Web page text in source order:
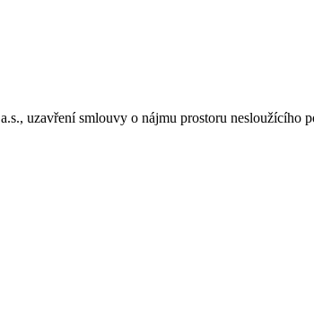
uzavření smlouvy o nájmu prostoru nesloužícího